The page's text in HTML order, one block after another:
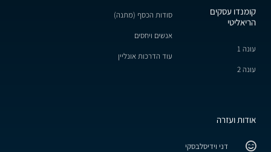
קומנדו עסקים
הריאליטי
עונה 1
עונה 2
סודות הכסף (מתנה)
אנשים ויחסים
עוד הדרכות אונליין
אודות ועזרה
דני וידיסלבסקי